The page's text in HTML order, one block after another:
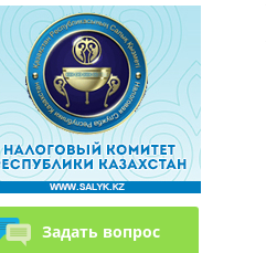
Задать вопрос